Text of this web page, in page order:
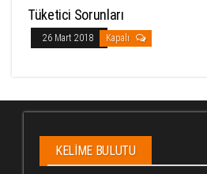
Tüketici Sorunları
26 Mart 2018 Kapalı
KELIME BULUTU